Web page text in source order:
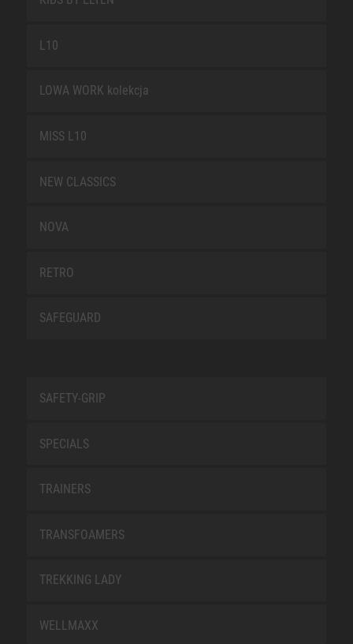
L10
LOWA WORK kolekcja
MISS L10
NEW CLASSICS
NOVA
RETRO
SAFEGUARD
SAFETY-GRIP
SPECIALS
TRAINERS
TRANSFOAMERS
TREKKING LADY
WELLMAXX